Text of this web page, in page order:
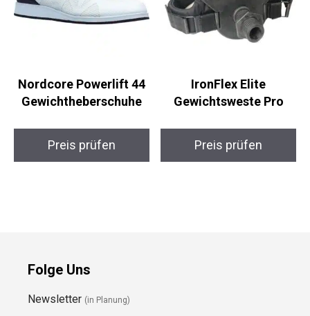
Nordcore Powerlift 44
Gewichtheberschuhe
Preis prüfen
IronFlex Elite
Gewichtsweste Pro
Preis prüfen
Folge Uns
Newsletter (in Planung)